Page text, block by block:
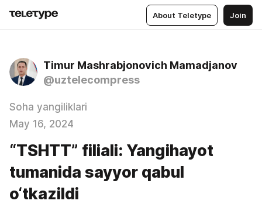
About Teletype Join
Timur Mashrabjonovich Mamadjanov
@uztelecompress
Soha yangiliklari
May 16, 2024
“TSHTT” filiali: Yangihayot
tumanida sayyor qabul
o‘tkazildi